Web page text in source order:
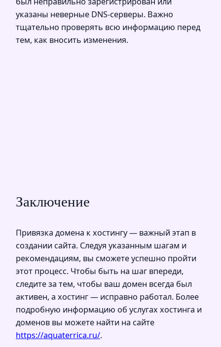
указаны неверные DNS-серверы. Важно
тщательно проверять всю информацию перед
тем, как вносить изменения.
Заключение
Привязка домена к хостингу — важный этап в
создании сайта. Следуя указанным шагам и
рекомендациям, вы сможете успешно пройти
этот процесс. Чтобы быть на шаг впереди,
следите за тем, чтобы ваш домен всегда был
активен, а хостинг — исправно работал. Более
подробную информацию об услугах хостинга и
доменов вы можете найти на сайте
https://aquaterrica.ru/.